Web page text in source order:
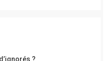
?